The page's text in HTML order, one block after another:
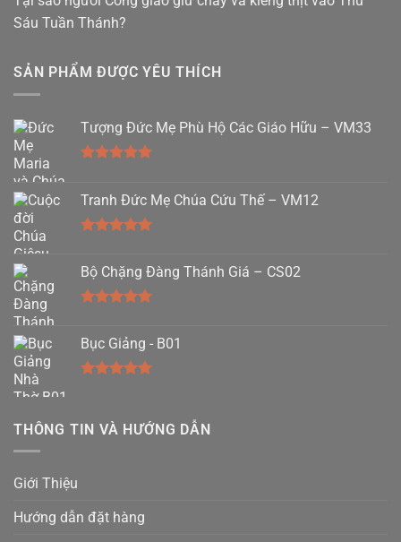
Sáu Tuần Thánh?
SẢN PHẨM ĐƯỢC YÊU THÍCH
Tượng Đức Mẹ Phù Hộ Các Giáo Hữu – VM33
5 sao
Tranh Đức Mẹ Chúa Cứu Thế – VM12
5 sao
Bộ Chặng Đàng Thánh Giá – CS02
5 sao
Bục Giảng - B01
THÔNG TIN VÀ HƯỚNG DẪN
Giới Thiệu
Hướng dẫn đặt hàng